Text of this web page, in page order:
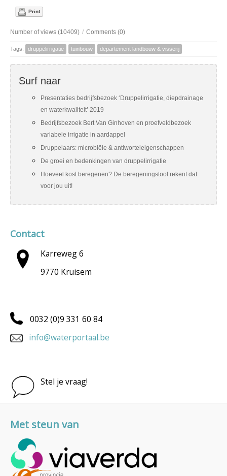
Print
Number of views (10409) / Comments (0)
Tags: druppelirrigatie tuinbouw departement landbouw & visserij
Surf naar
Presentaties bedrijfsbezoek ‘Druppelirrigatie, diepdrainage
en waterkwaliteit’ 2019
Bedrijfsbezoek Bert Van Ginhoven en proefveldbezoek
variabele irrigatie in aardappel
Druppelaars: microbiële & antiworteleigenschappen
De groei en bedenkingen van druppelirrigatie
Hoeveel kost beregenen? De beregeningstool rekent dat
voor jou uit!
Contact
Karreweg 6
9770 Kruisem
0032 (0)9 331 60 84
info@waterportaal.be
Stel je vraag!
Met steun van